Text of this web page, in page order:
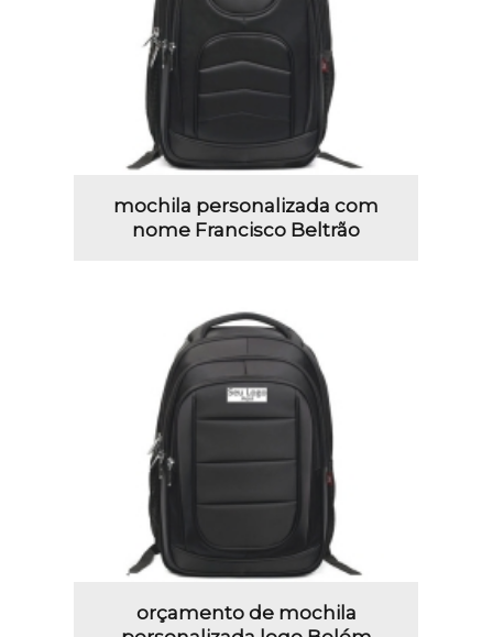
mochila personalizada com
nome Francisco Beltrão
orçamento de mochila